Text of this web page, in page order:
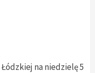
na niedzielę 5